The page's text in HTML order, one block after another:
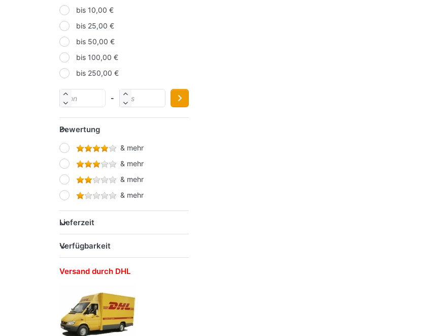
LAMY
MOLOTOW
NOVUS
ONLINE
PAGNA
PELIKAN
SCHNEIDER
STAEDTLER
STARPAK
Werner Dorsch GmbH
bis 10,00 €
bis 25,00 €
bis 50,00 €
bis 100,00 €
bis 250,00 €
-
Bewertung
& mehr
& mehr
& mehr
& mehr
Lieferzeit
Verfügbarkeit
Versand durch DHL